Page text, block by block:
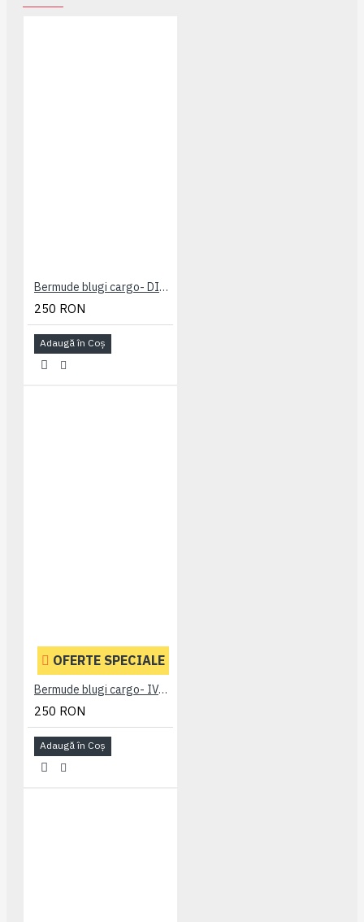
Bermude blugi cargo- DITO B - MID USED - 2XL 3XL 4XL 5XL 6XL 7XL
250 RON
Adaugă în Coş
OFERTE SPECIALE
Bermude blugi cargo- IVAN DARK USED - 2XL 3XL 4XL 5XL 6XL 7XL
250 RON
Adaugă în Coş